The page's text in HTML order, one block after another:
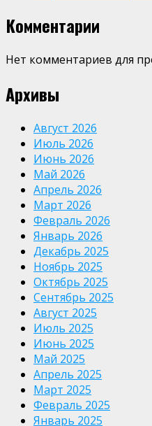
Комментарии
Нет комментариев для
Архивы
Август 2026
Июль 2026
Июнь 2026
Май 2026
Апрель 2026
Март 2026
Февраль 2026
Январь 2026
Декабрь 2025
Ноябрь 2025
Октябрь 2025
Сентябрь 2025
Август 2025
Июль 2025
Июнь 2025
Май 2025
Апрель 2025
Март 2025
Февраль 2025
Январь 2025